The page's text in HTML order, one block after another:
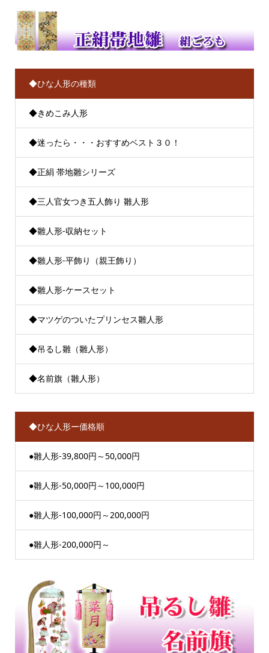
◆ひな人形の種類
◆きめこみ人形
◆迷ったら・・・おすすめベスト３０！
◆正絹 帯地雛シリーズ
◆三人官女つき五人飾り 雛人形
◆雛人形-収納セット
◆雛人形-平飾り（親王飾り）
◆雛人形-ケースセット
◆マツゲのついたプリンセス雛人形
◆吊るし雛（雛人形）
◆名前旗（雛人形）
◆ひな人形ー価格順
●雛人形-39,800円～50,000円
●雛人形-50,000円～100,000円
●雛人形-100,000円～200,000円
●雛人形-200,000円～